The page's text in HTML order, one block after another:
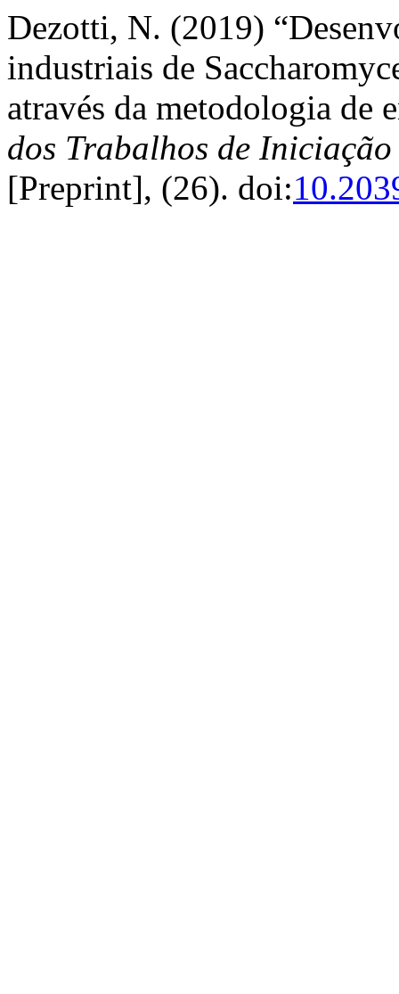
Dezotti, N. (2019)
industriais de
através da metodologia de
dos Trabalhos de
[Preprint], (26). doi: